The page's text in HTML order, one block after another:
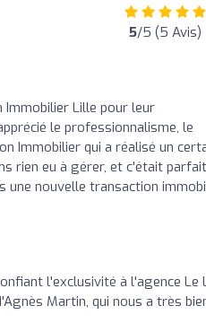
5/5 (5 Avis)
Immobilier Lille pour leur
le professionnalisme, le
Immobilier qui a réalisé un
rien eu à gérer, et c'était
une nouvelle transaction
l'exclusivité à l'agence Le
Martin, qui nous a très